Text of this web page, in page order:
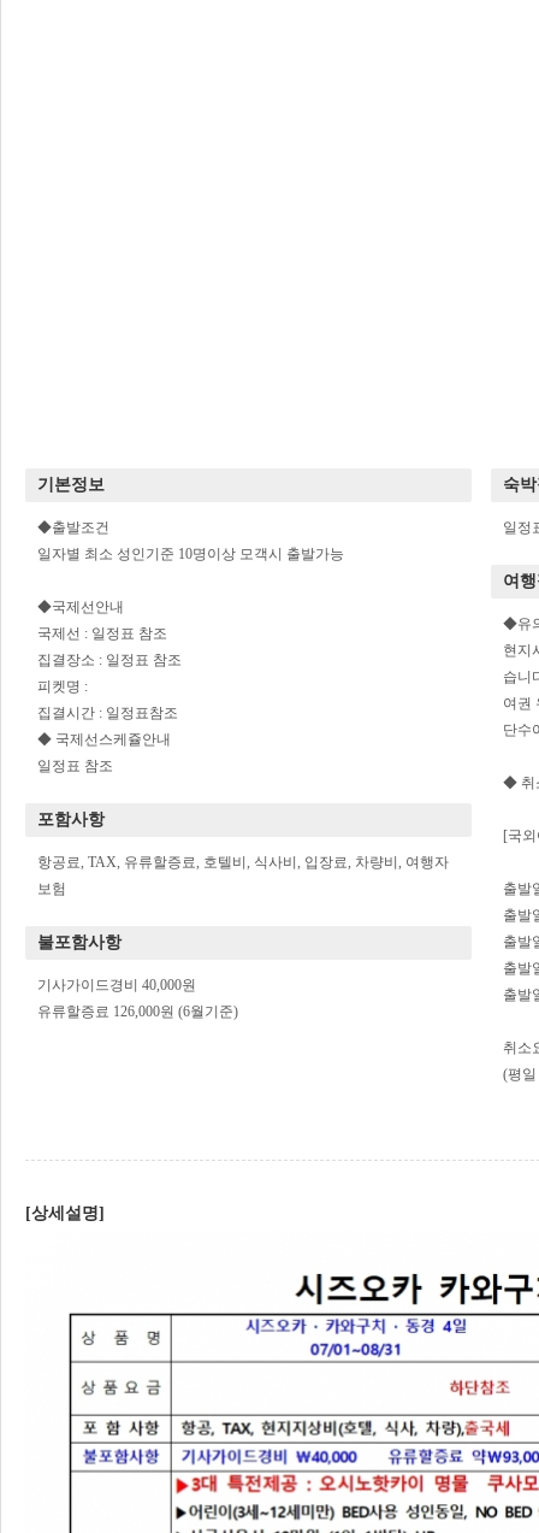
기본정보
◆출발조건
일자별 최소 성인기준 10명이상 모객시 출발가능
◆국제선안내
국제선 : 일정표 참조
집결장소 : 일정표 참조
피켓명 :
집결시간 : 일정표참조
◆ 국제선스케쥴안내
일정표 참조
포함사항
항공료, TAX, 유류할증료, 호텔비, 식사비, 입장료, 차량비, 여행자
보험
불포함사항
기사가이드경비 40,000원
유류할증료 126,000원 (6월기준)
숙
일정
여
◆유
현지
습니
여권
단수
◆ 취
[국
출발
출발
출발
출발
출발
취소
(평일
[상세설명]